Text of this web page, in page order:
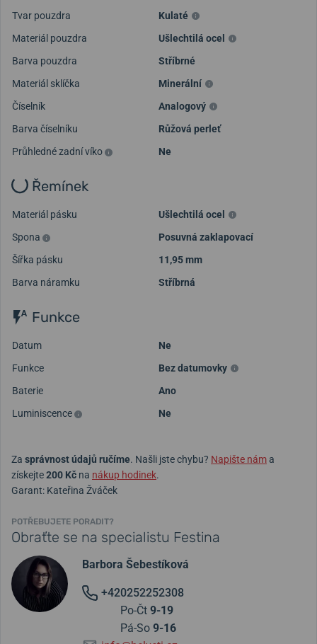
Tvar pouzdra
Kulaté
Materiál pouzdra
Ušlechtilá ocel
Barva pouzdra
Stříbrné
Materiál sklíčka
Minerální
Číselník
Analogový
Barva číselníku
Růžová perleť
Průhledné zadní víko
Ne
Řemínek
Materiál pásku
Ušlechtilá ocel
Spona
Posuvná zaklapovací
Šířka pásku
11,95 mm
Barva náramku
Stříbrná
Funkce
Datum
Ne
Funkce
Bez datumovky
Baterie
Ano
Luminiscence
Ne
Za správnost údajů ručíme. Našli jste chybu? Napište náma
získejte200 Kč na nákup hodinek.
Garant: Kateřina Žváček
POTŘEBUJETE PORADIT?
Obraťte se na specialistu Festina
Barbora Šebestíková
+420252252308
Po-Čt 9-19
Pá-So 9-16